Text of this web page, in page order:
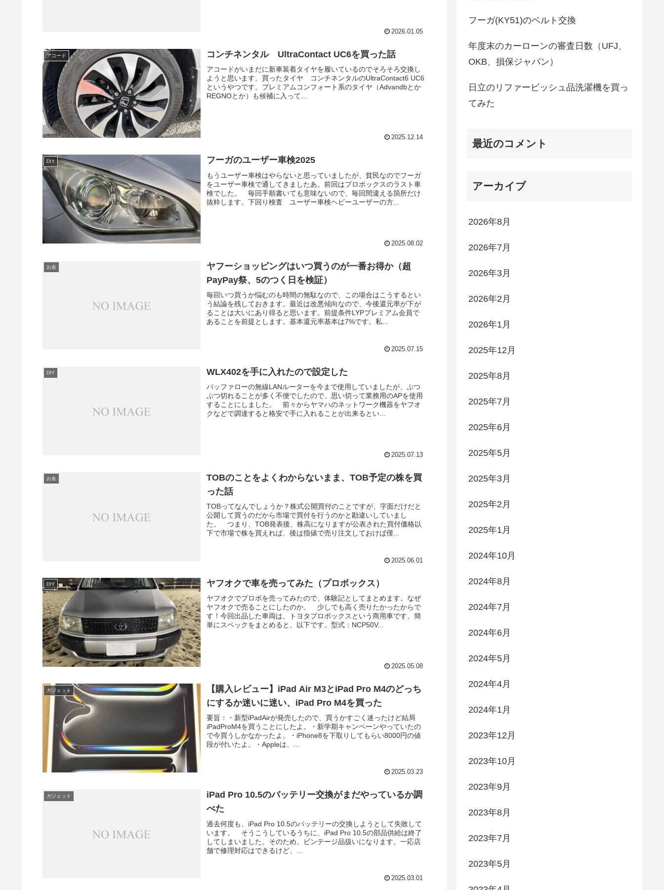
2026.01.05
アコード コンチネンタル UltraContact UC6を買った話
アコードがいまだに新車装着タイヤを履いているのでそろそろ交換し
ようと思います。買ったタイヤ コンチネンタルのUltraContact6 UC6
というやつです。プレミアムコンフォート系のタイヤ（Advandbとか
REGNOとか）も候補に入って...
2025.12.14
DIY フーガのユーザー車検2025
もうユーザー車検はやらないと思っていましたが、貧民なのでフーガ
をユーザー車検で通してきましたあ。前回はプロボックスのラスト車
検でした。 毎回手順書いても意味ないので、毎回間違える箇所だけ
抜粋します。下回り検査 ユーザー車検ヘビーユーザーの方...
2025.08.02
お金
ヤフーショッピングはいつ買うのが一番お得か（超
PayPay祭、5のつく日を検証）
毎回いつ買うか悩むのも時間の無駄なので、この場合はこうするとい
う結論を残しておきます。最近は改悪傾向なので、今後還元率が下が
ることは大いにあり得ると思います。前提条件LYPプレミアム会員で
あることを前提とします。基本還元率基本は7%です。私...
2025.07.15
DIY WLX402を手に入れたので設定した
バッファローの無線LANルーターを今まで使用していましたが、ぷつ
ぷつ切れることが多く不便でしたので、思い切って業務用のAPを使用
することにしました。 前々からヤマハのネットワーク機器をヤフオ
クなどで調達すると格安で手に入れることが出来るとい...
2025.07.13
お金
TOBのことをよくわからないまま、TOB予定の株を買
った話
TOBってなんでしょうか？株式公開買付のことですが、字面だけだと
公開して買うのだから市場で買付を行うのかと勘違いしていまし
た。 つまり、TOB発表後、株高になりますが公表された買付価格以
下で市場で株を買えれば、後は指値で売り注文しておけば僅...
2025.06.01
DIY ヤフオクで車を売ってみた（プロボックス）
ヤフオクでプロボを売ってみたので、体験記としてまとめます。なぜ
ヤフオクで売ることにしたのか。 少しでも高く売りたかったからで
す！今回出品した車両は、トヨタプロボックスという商用車です。簡
単にスペックをまとめると、以下です。型式：NCP50V...
2025.05.08
ガジェット
【購入レビュー】iPad Air M3とiPad Pro M4のどっち
にするか迷いに迷い、iPad Pro M4を買った
要旨：・新型iPadAirが発売したので、買うかすごく迷ったけど結局
iPadProM4を買うことにしたよ。・新学期キャンペーンやっていたの
で今買うしかなかったよ。・iPhone8を下取りしてもらい8000円の値
段が付いたよ。・Appleは、...
2025.03.23
ガジェット
iPad Pro 10.5のバッテリー交換がまだやっているか調
べた
過去何度も、iPad Pro 10.5のバッテリーの交換しようとして失敗して
います。 そうこうしているうちに、iPad Pro 10.5の部品供給は終了
してしまいました。そのため、ビンテージ品扱いになります。一応店
舗で修理対応はできるけど、...
2025.03.01
フーガ(KY51)のベルト交換
年度末のカーローンの審査日数（UFJ、
OKB、損保ジャパン）
日立のリファービッシュ品洗濯機を買っ
てみた
最近のコメント
アーカイブ
2026年8月
2026年7月
2026年3月
2026年2月
2026年1月
2025年12月
2025年8月
2025年7月
2025年6月
2025年5月
2025年3月
2025年2月
2025年1月
2024年10月
2024年8月
2024年7月
2024年6月
2024年5月
2024年4月
2024年1月
2023年12月
2023年10月
2023年9月
2023年8月
2023年7月
2023年5月